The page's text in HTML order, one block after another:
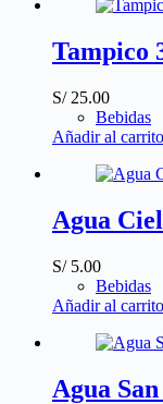
Tampico
S/25.00
Bebidas
Añadir al carrito
Agua
S/5.00
Bebidas
Añadir al carrito
Agua